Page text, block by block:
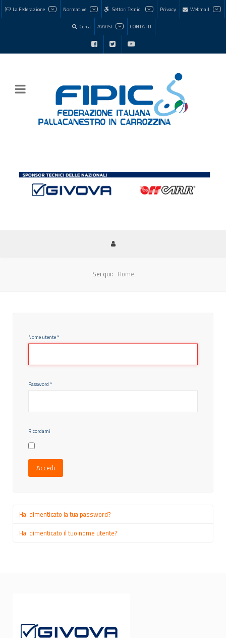
La Federazione Normative Settori Tecnici Privacy Webmail
Cerca AVVISI CONTATTI
Sei qui: Home
Nome utente*
Password*
Ricordami
Accedi
Hai dimenticato la tua password?
Hai dimenticato il tuo nome utente?